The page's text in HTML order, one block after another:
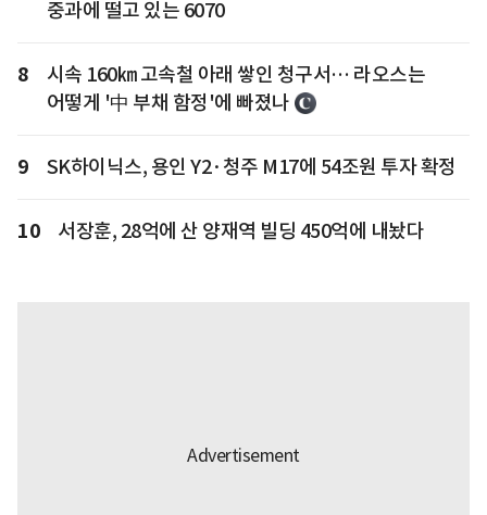
중과에 떨고 있는 6070
8
시속 160㎞ 고속철 아래 쌓인 청구서… 라오스는
어떻게 '中 부채 함정'에 빠졌나
9 SK하이닉스, 용인 Y2·청주 M17에 54조원 투자 확정
10 서장훈, 28억에 산 양재역 빌딩 450억에 내놨다